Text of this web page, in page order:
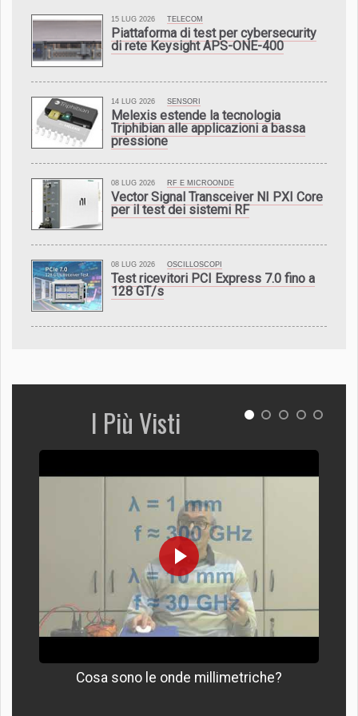
15 LUG 2026 TELECOM
Piattaforma di test per cybersecurity
di rete Keysight APS-ONE-400
14 LUG 2026 SENSORI
Melexis estende la tecnologia
Triphibian alle applicazioni a bassa
pressione
08 LUG 2026 RF E MICROONDE
Vector Signal Transceiver NI PXI Core
per il test dei sistemi RF
08 LUG 2026 OSCILLOSCOPI
Test ricevitori PCI Express 7.0 fino a
128 GT/s
I Più Visti
Cosa sono le onde millimetriche?